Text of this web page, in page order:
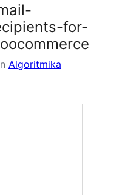
for-
Algoritmika